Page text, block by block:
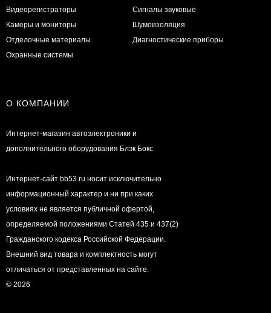
Видеорегистраторы
Камеры и мониторы
Отделочные материалы
Охранные системы
Сигналы звуковые
Шумоизоляция
Диагностические приборы
О КОМПАНИИ
Интернет-магазин автоэлектроники и
дополнительного оборудования Блэк Бокс
Интернет-сайт bb53.ru носит исключительно
информационный характер и ни при каких
условиях не является публичной офертой,
определяемой положениями Статей 435 и 437(2)
Гражданского кодекса Российской Федерации.
Внешний вид товара и комплектность могут
отличаться от представленных на сайте.
© 2026